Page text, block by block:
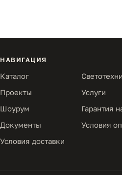
НАВИГАЦИЯ
Каталог
Проекты
Услуги
Шоурум
Гарантия
Документы
Условия
Условия доставки